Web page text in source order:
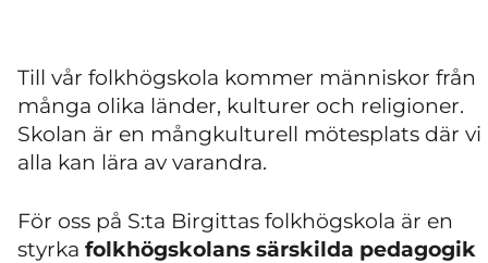
Till vår folkhögskola kommer människor från
många olika länder, kulturer och religioner.
Skolan är en mångkulturell mötesplats där vi
alla kan lära av varandra.
För oss på S:ta Birgittas folkhögskola är en
styrka folkhögskolans särskilda pedagogik